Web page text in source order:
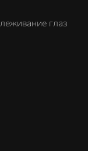
глаз